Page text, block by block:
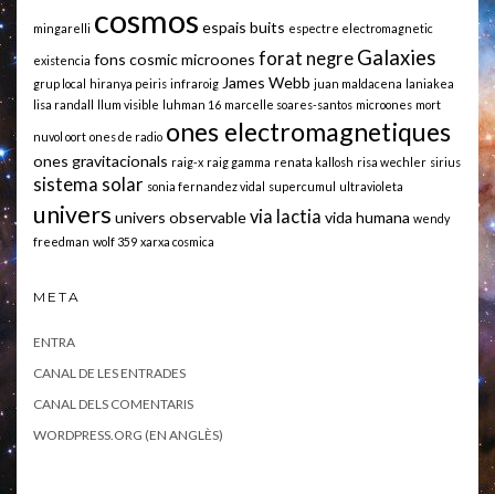
mingarelli cosmos espais buits espectre electromagnetic
existencia fons cosmic microones forat negre Galaxies
grup local hiranya peiris infraroig James Webb juan maldacena laniakea
lisa randall
llum visible luhman 16 marcelle soares-santos microones mort
nuvol oort ones de radio ones electromagnetiques
ones gravitacionals raig-x raig gamma renata kallosh risa wechler sirius
sistema solar sonia fernandez vidal supercumul ultravioleta
univers univers observablevia lactia vida humana wendy
freedman wolf 359 xarxa cosmica
META
ENTRA
CANAL DE LES ENTRADES
CANAL DELS COMENTARIS
WORDPRESS.ORG (EN ANGLÈS)